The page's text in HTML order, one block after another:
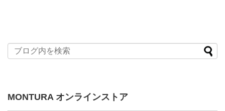
MONTURA オンラインストア